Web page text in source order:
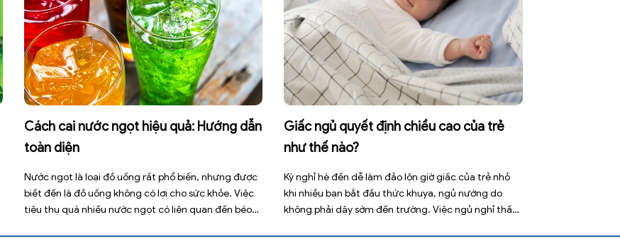
Cách cai nước ngọt hiệu quả: Hướng dẫn
toàn diện
Nước ngọt là loại đồ uống rất phổ biến, nhưng được
biết đến là đồ uống không có lợi cho sức khỏe. Việc
tiêu thụ quá nhiều nước ngọt có liên quan đến béo
Giấc ngủ quyết định chiều cao của trẻ
như thế nào?
Kỳ nghỉ hè đến dễ làm đảo lộn giờ giấc của trẻ nhỏ
khi nhiều bạn bắt đầu thức khuya, ngủ nướng do
không phải dậy sớm đến trường. Việc ngủ nghỉ thất